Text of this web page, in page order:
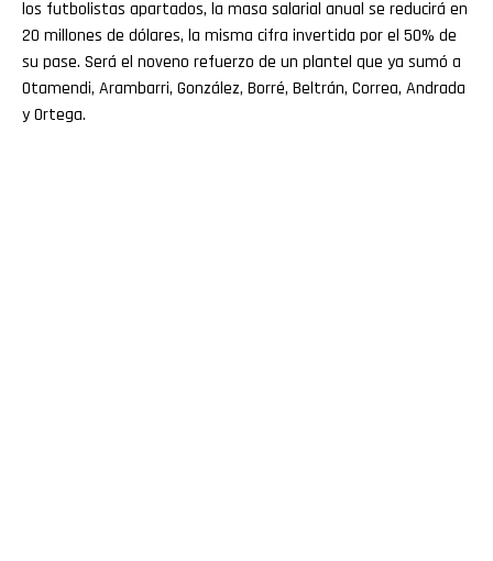
los futbolistas apartados, la masa salarial anual se reducirá en
20 millones de dólares, la misma cifra invertida por el 50% de
su pase. Será el noveno refuerzo de un plantel que ya sumó a
Otamendi, Arambarri, González, Borré, Beltrán, Correa, Andrada
y Ortega.